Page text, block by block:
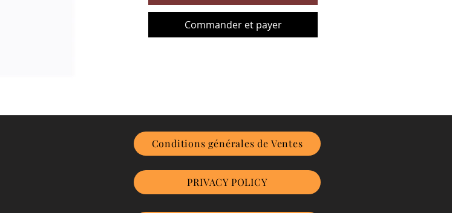
Commander et payer
Conditions générales de Ventes
PRIVACY POLICY